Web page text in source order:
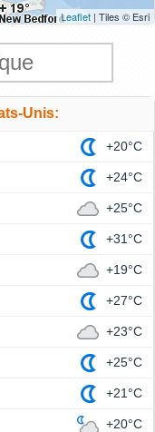
Leaflet | Tiles © Esri
Unis:
+20°C
+24°C
+25°C
+31°C
+19°C
+27°C
+23°C
+25°C
+21°C
+20°C